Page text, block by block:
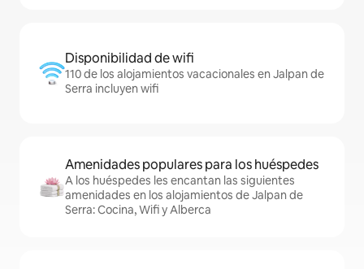
Disponibilidad de wifi
110 de los alojamientos vacacionales en Jalpan de
Serra incluyen wifi
Amenidades populares para los huéspedes
A los huéspedes les encantan las siguientes
amenidades en los alojamientos de Jalpan de
Serra: Cocina, Wifi y Alberca